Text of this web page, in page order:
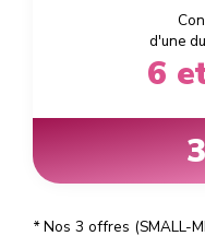
d'une
6
*Nos 3 offres (SMALL-